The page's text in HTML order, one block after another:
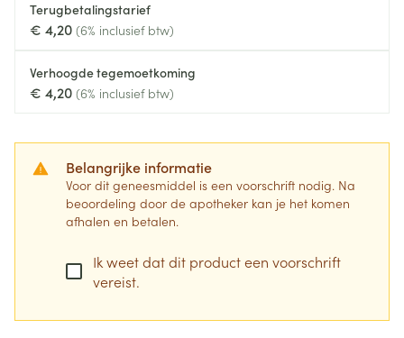
Terugbetalingstarief
€ 4,20 (6% inclusief btw)
Verhoogde tegemoetkoming
€ 4,20 (6% inclusief btw)
Belangrijke informatie
Voor dit geneesmiddel is een voorschrift nodig. Na
beoordeling door de apotheker kan je het komen
afhalen en betalen.
Ik weet dat dit product een voorschrift
vereist.